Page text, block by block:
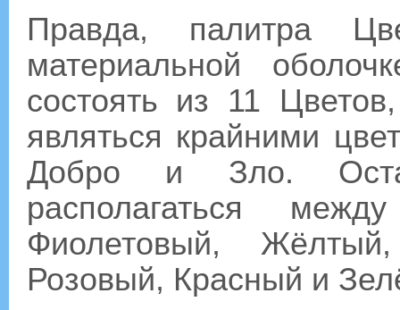
Правда, палитра
материальной
состоять из 11
являться крайними
Добро и Зло.
располагаться
Фиолетовый,
Розовый, Красный и